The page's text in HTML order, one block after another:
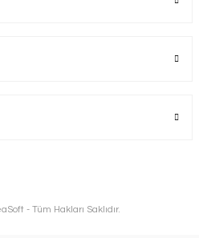
- Tüm Hakları Saklıdır.